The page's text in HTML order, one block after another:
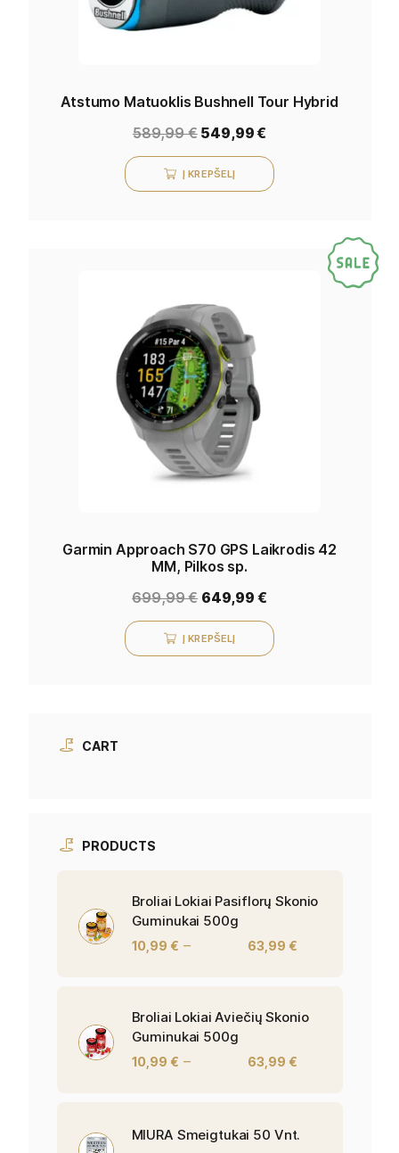
Atstumo Matuoklis Bushnell Tour Hybrid
589,99€ 549,99€
Į KREPŠELĮ
Garmin Approach S70 GPS Laikrodis 42
MM, Pilkos sp.
699,99€ 649,99 €
Į KREPŠELĮ
CART
PRODUCTS
Broliai Lokiai Pasiflorų Skonio
Guminukai 500g
10,99 € – 63,99 €
Broliai Lokiai Aviečių Skonio
Guminukai 500g
10,99 € – 63,99 €
MIURA Smeigtukai 50 Vnt.